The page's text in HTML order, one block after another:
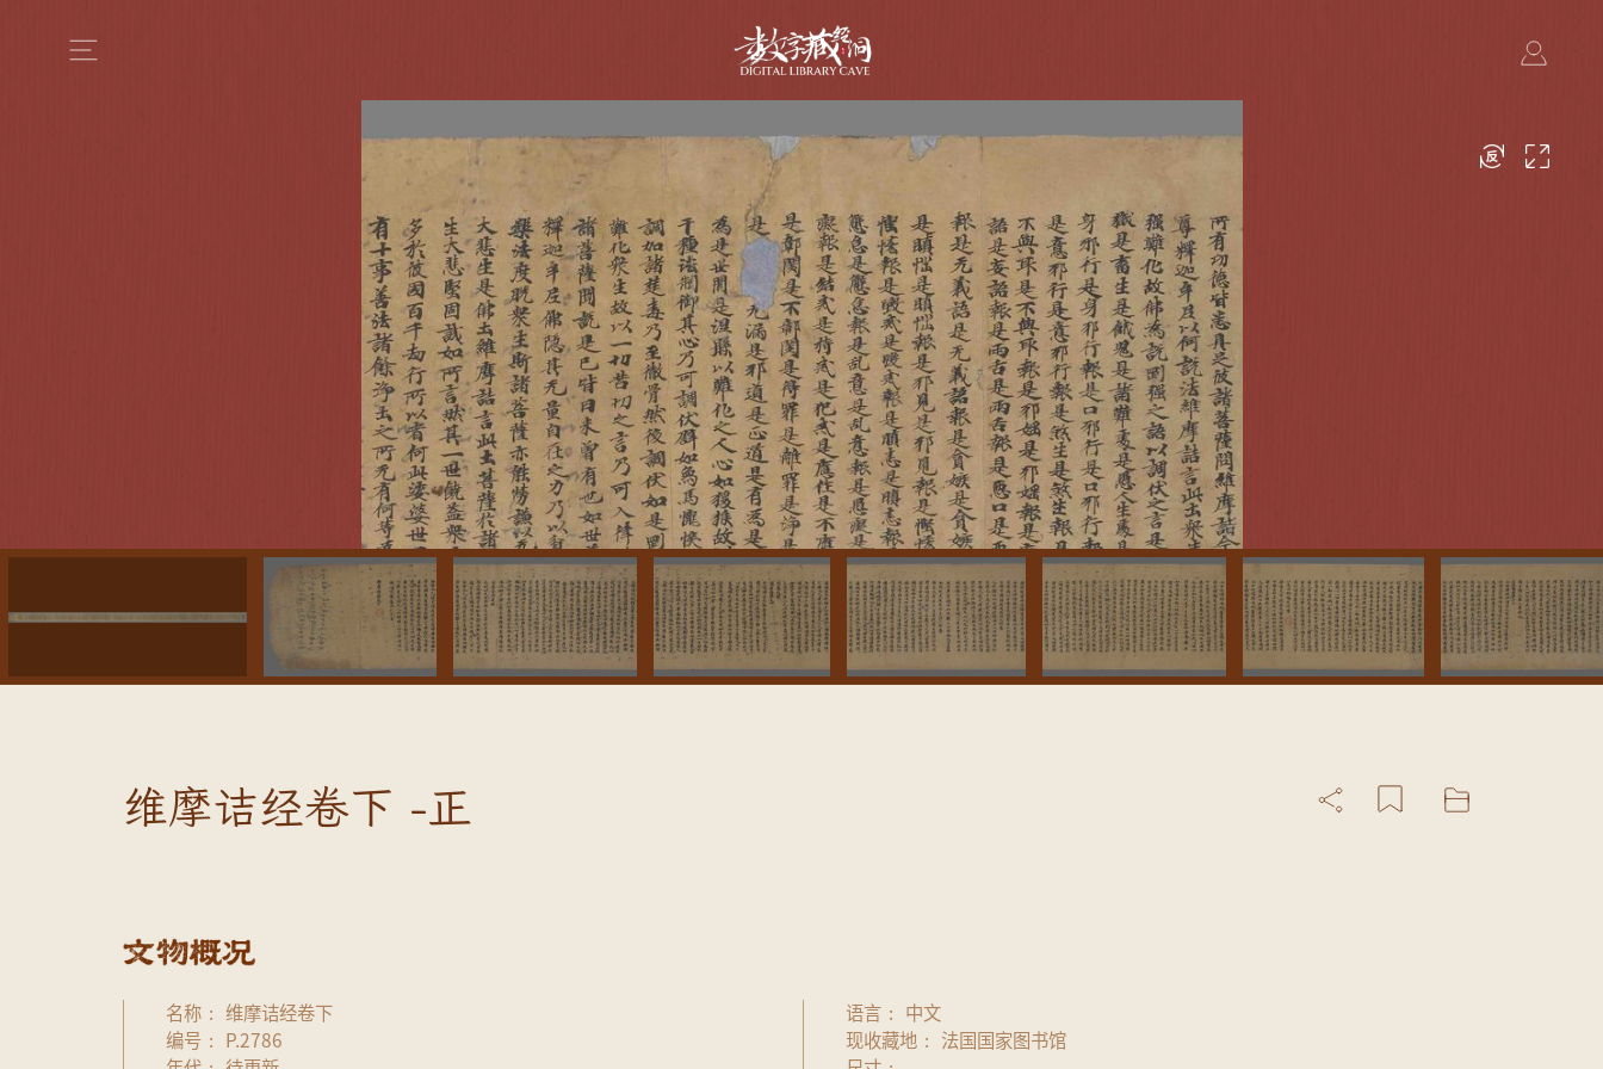
维摩诘经卷下 -正
名称
维摩诘经卷下
编号
P.2786
语言
中文
现收藏地
法国国家图书馆